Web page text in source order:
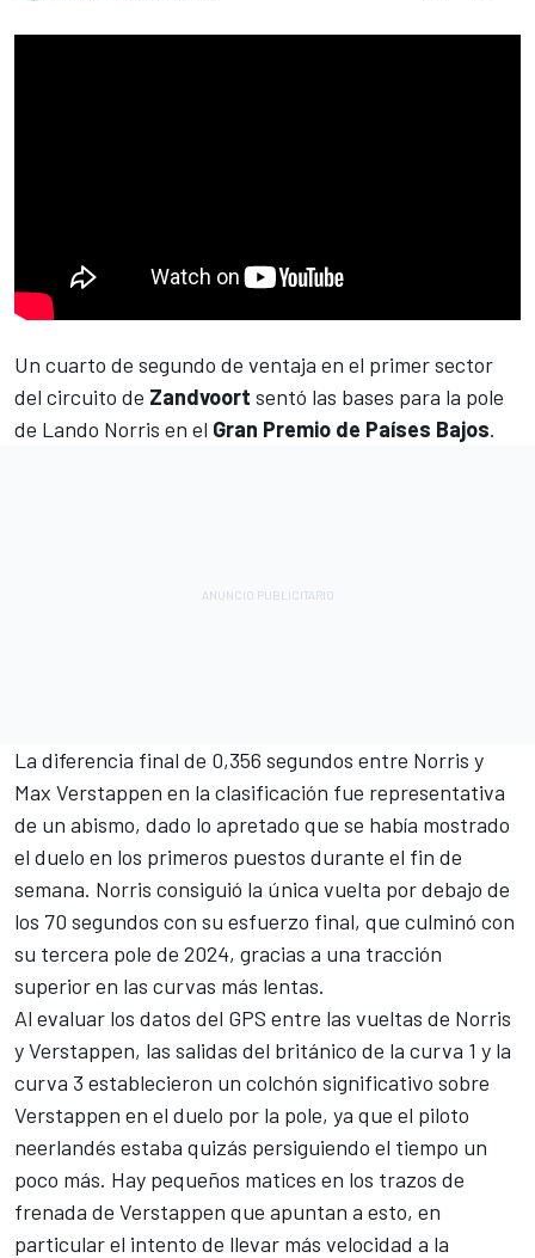
Un cuarto de segundo de ventaja en el primer sector
del circuito de Zandvoort sentó las bases para la pole
de Lando Norris en el Gran Premio de Países Bajos.
La diferencia final de 0,356 segundos entre Norris y
Max Verstappen en la clasificación fue representativa
de un abismo, dado lo apretado que se había mostrado
el duelo en los primeros puestos durante el fin de
semana. Norris consiguió la única vuelta por debajo de
los 70 segundos con su esfuerzo final, que culminó con
su tercera pole de 2024, gracias a una tracción
superior en las curvas más lentas.
Al evaluar los datos del GPS entre las vueltas de Norris
y Verstappen, las salidas del británico de la curva 1 y la
curva 3 establecieron un colchón significativo sobre
Verstappen en el duelo por la pole, ya que el piloto
neerlandés estaba quizás persiguiendo el tiempo un
poco más. Hay pequeños matices en los trazos de
frenada de Verstappen que apuntan a esto, en
particular el intento de llevar más velocidad a la